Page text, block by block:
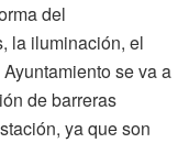
del
la iluminación, el
se va a
de barreras
ya que son